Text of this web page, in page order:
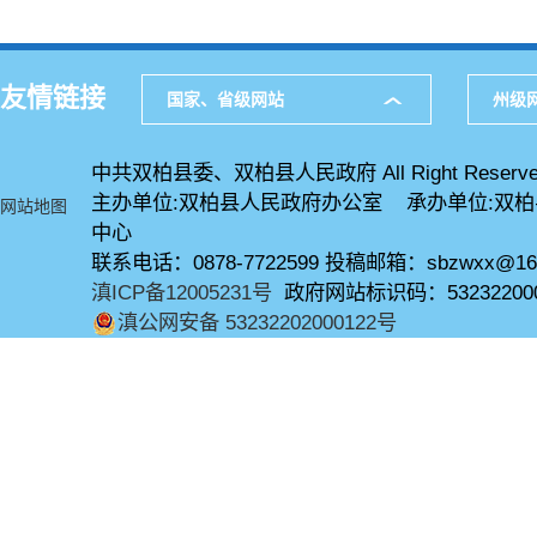
友情链接 国家、省级网站 州级
网站地图
中共双柏县委、双柏县人民政府 All Right
主办单位:双柏县人民政府办公室 承办单位:双
中心
联系电话：0878-7722599 投稿邮箱：
滇ICP备12005231号 政府网站标识码：
滇公网安备 53232202000122号